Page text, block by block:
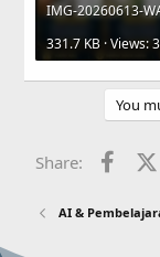
IMG-20260613-
331.7 KB · Views: 3
You
Share:
AI &